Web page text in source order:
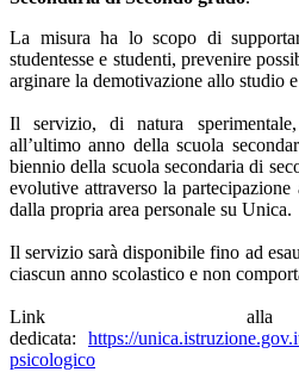
La misura ha lo scopo di
studentesse e studenti, prevenire
arginare la demotivazione allo studio
Il servizio, di natura
all’ultimo anno della scuola
biennio della scuola secondaria di
evolutive attraverso la
dalla propria area personale su Unica.
Il servizio sarà disponibile fino ad
ciascun anno scolastico e non
Link alla
dedicata: https://
psicologico